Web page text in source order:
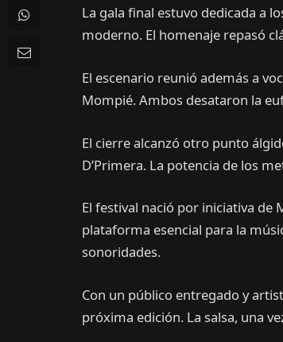
La gala final estuvo dedicada a
moderno. El homenaje repasó
El escenario reunió además a
Mompié. Ambos desataron la
El cierre alcanzó otro punto
D’Primera. La potencia de los
El festival nació por iniciativa de
plataforma esencial para la
sonoridades.
Con un público entregado y
próxima edición. La salsa, una